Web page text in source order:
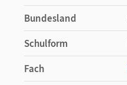
Bundesland
Schulform
Fach